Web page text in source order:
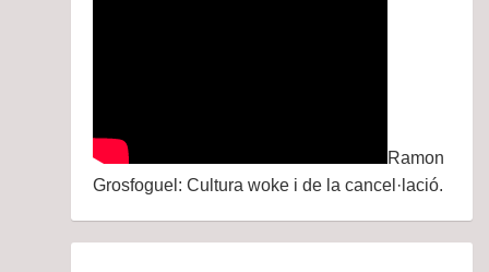
Ramon
Grosfoguel: Cultura woke i de la cancel·lació.